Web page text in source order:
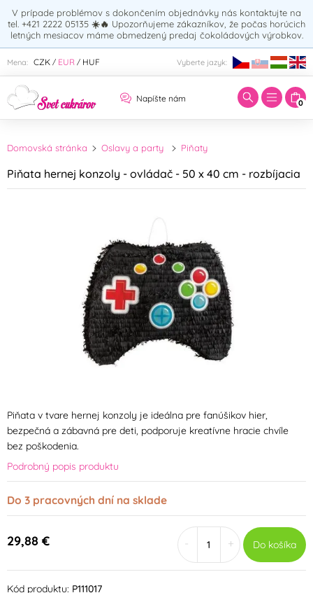
V prípade problémov s dokončením objednávky nás kontaktujte na
tel. +421 2222 05135 ☀️🔥 Upozorňujeme zákazníkov, že počas horúcich
letných mesiacov máme obmedzený predaj čokoládových výrobkov.
Mena: CZK / EUR / HUF Vyberte jazyk:
Napíšte nám 0
Zadajte hľadaný výraz:
Domovská stránka Oslavy a party Piňaty
Piňata hernej konzoly - ovládač - 50 x 40 cm - rozbíjacia
Piňata v tvare hernej konzoly je ideálna pre fanúšikov hier,
bezpečná a zábavná pre deti, podporuje kreatívne hracie chvíle
bez poškodenia.
Podrobný popis produktu
Do 3 pracovných dní na sklade
29,88 € + Do košíka
Kód produktu: P111017